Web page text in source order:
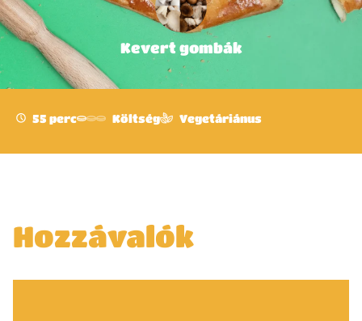
Kevert gombák
55 perc Költség Vegetáriánus
Hozzávalók